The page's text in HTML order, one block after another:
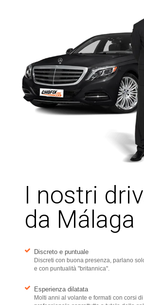
I nostri
da Málaga
Discreto e puntuale
Discreti con buona presenza, parlano
e con puntualità "britannica".
Esperienza dilatata
Molti anni al volante e formati con corsi